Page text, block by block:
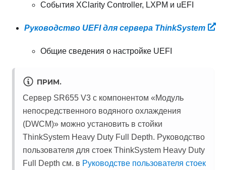
События XClarity Controller, LXPM и uEFI
Руководство UEFI для сервера ThinkSystem
Общие сведения о настройке UEFI
ПРИМ.
Сервер SR655 V3 с компонентом «Модуль
непосредственного водяного охлаждения
(DWCM)» можно установить в стойки
ThinkSystem Heavy Duty Full Depth. Руководство
пользователя для стоек ThinkSystem Heavy Duty
Full Depth см. в Руководстве пользователя стоек